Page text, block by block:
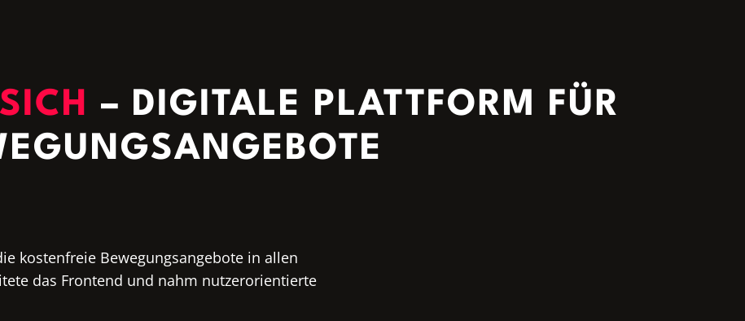
– DIGITALE PLATTFORM FÜR
kostenfreie Bewegungsangebote in allen
das Frontend und nahm nutzerorientierte